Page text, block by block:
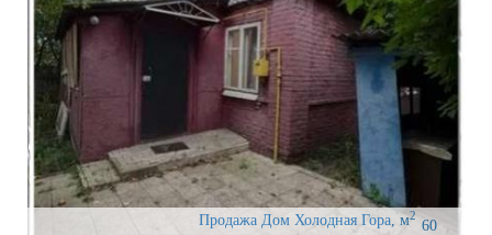
Продажа Дом Холодная Гора 60
м2